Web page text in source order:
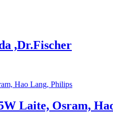
,Dr.Fischer
Laite, Osram,